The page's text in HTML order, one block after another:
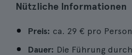
Nützliche Informationen
Preis: ca. 29 € pro
Dauer: Die Führung